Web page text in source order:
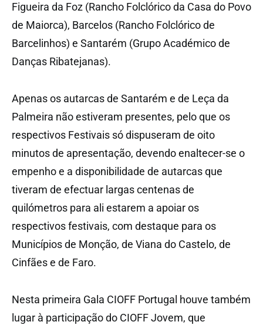
Figueira da Foz (Rancho Folclórico da Casa do Povo
de Maiorca), Barcelos (Rancho Folclórico de
Barcelinhos) e Santarém (Grupo Académico de
Danças Ribatejanas).
Apenas os autarcas de Santarém e de Leça da
Palmeira não estiveram presentes, pelo que os
respectivos Festivais só dispuseram de oito
minutos de apresentação, devendo enaltecer-se o
empenho e a disponibilidade de autarcas que
tiveram de efectuar largas centenas de
quilómetros para ali estarem a apoiar os
respectivos festivais, com destaque para os
Municípios de Monção, de Viana do Castelo, de
Cinfães e de Faro.
Nesta primeira Gala CIOFF Portugal houve também
lugar à participação do CIOFF Jovem, que